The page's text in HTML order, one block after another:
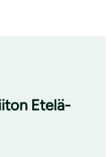
Etelä-